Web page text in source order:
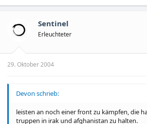
Sentinel
Erleuchteter
29. Oktober 2004
Devon schrieb:
leisten an noch einer front zu kämpfen, die
truppen in irak und afghanistan zu halten.